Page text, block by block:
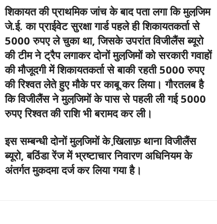
शिकायत की प्राथमिक जांच के बाद पता लगा कि मुलजि़म
जे.ई. का प्राईवेट सुरक्षा गार्ड पहले ही शिकायतकर्ता से
5000 रुपए ले चुका था, जिसके उपरांत विजीलैंस ब्यूरो
की टीम ने ट्रैप लगाकर दोनों मुलजि़मों को सरकारी गवाहों
की मौजूदगी में शिकायतकर्ता से बाकी रहती 5000 रुपए
की रिश्वत लेते हुए मौके पर काबू कर लिया। गौरतलब है
कि विजीलैंस ने मुलजि़मों के पास से पहली ली गई 5000
रुपए रिश्वत की राशि भी बरामद कर ली।
इस सम्बन्धी दोनों मुलजि़मों के खि़लाफ़ थाना विजीलैंस
ब्यूरो, बठिंडा रेंज में भ्रष्टाचार निवारण अधिनियम के
अंतर्गत मुकदमा दर्ज कर लिया गया है।